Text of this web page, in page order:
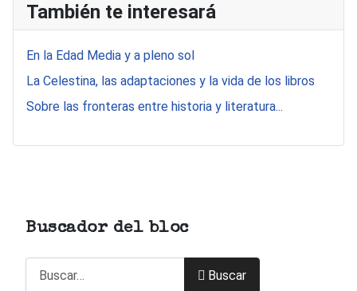
También te interesará
En la Edad Media y a pleno sol
La Celestina, las adaptaciones y la vida de los libros
Sobre las fronteras entre historia y literatura...
Buscador del bloc
Buscar